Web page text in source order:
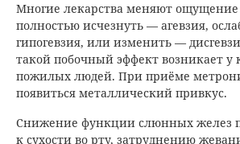
Многие лекарства меняют
полностью исчезнуть — агевзия,
гипогевзия, или изменить —
такой побочный эффект возникает
пожилых людей. При приёме
появиться металлический привкус.
Снижение функции слюнных желез
к сухости во рту, затруднению